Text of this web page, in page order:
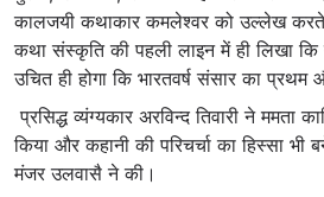
कालजयी कथाकार कमलेश्वर को उल्लेख
कथा संस्कृति की पहली लाइन में ही लिखा
उचित ही होगा कि भारतवर्ष संसार का प्रथम
प्रसिद्ध व्यंग्यकार अरविन्द तिवारी ने ममता
किया और कहानी की परिचर्चा का हिस्सा भी
मंजर उलवासै ने की।